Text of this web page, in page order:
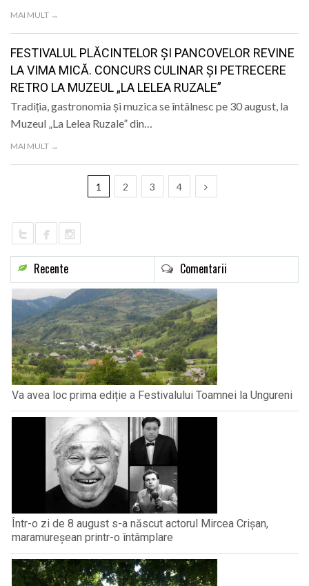
MAI MULT →
FESTIVALUL PLĂCINTELOR ȘI PANCOVELOR REVINE
LA VIMA MICĂ. CONCURS CULINAR ȘI PETRECERE
RETRO LA MUZEUL „LA LELEA RUZALE”
Tradiția, gastronomia și muzica se întâlnesc pe 30 august, la
Muzeul „La Lelea Ruzale” din…
MAI MULT →
1 2 3 4
Recente Comentarii
Va avea loc prima ediție a Festivalului Toamnei la Ungureni
Într-o zi de 8 august s-a născut actorul Mircea Crișan,
maramureșean printr-o întâmplare